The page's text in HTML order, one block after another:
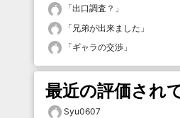
「出口調査？ 」
「 兄弟が出来ました 」
「ギャラの交渉 」
最近の評価され
Syu0607